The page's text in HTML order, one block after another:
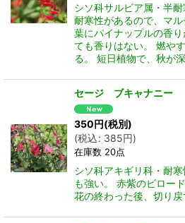
シソ科サルビア属・半
耐寒性があるので、マル
葉にパイナップルの香
ても香りはない。 燃や
る。 短日植物で、秋が
セージ ブキャナニー
350円(税別)
(税込: 385円)
在庫数 20点
シソ科アキギリ科・耐
も強い。 赤紫のビロー
花の終わった後、切り戻